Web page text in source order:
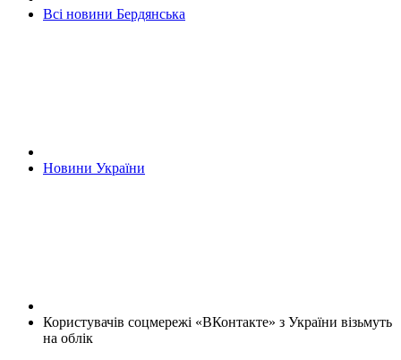
Всі новини Бердянська
Новини України
Користувачів соцмережі «ВКонтакте» з України візьмуть
на облік